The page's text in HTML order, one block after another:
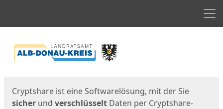
Cryptshare ist eine Softwarelösung, mit der Sie
sicher und verschlüsselt Daten per Cryptshare-